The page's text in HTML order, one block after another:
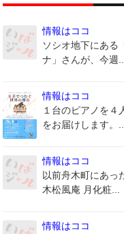
情報はココ
ソシオ地下にある
ナ」さんが、今週...
情報はココ
１台のピアノを４
をお届けします。...
情報はココ
以前舟木町にあっ
木松風庵 月化粧...
情報はココ